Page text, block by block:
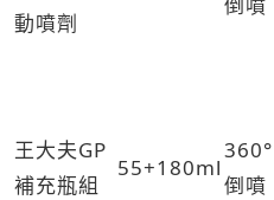
動噴劑
王大夫GP
補充瓶組
55+180ml
360°
倒噴